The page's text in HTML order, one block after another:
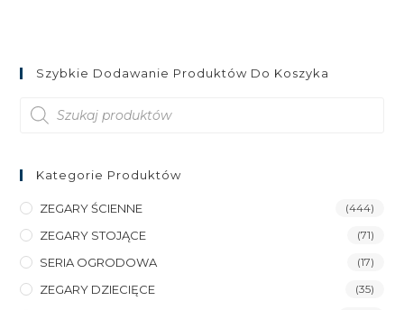
Szybkie Dodawanie Produktów Do Koszyka
produktów
Kategorie Produktów
ZEGARY ŚCIENNE (444)
ZEGARY STOJĄCE (71)
SERIA OGRODOWA (17)
ZEGARY DZIECIĘCE (35)